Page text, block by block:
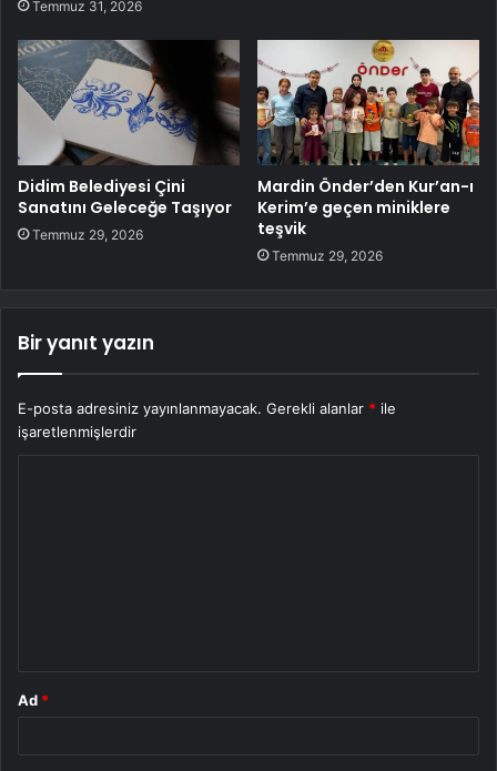
Temmuz 31, 2026
Didim Belediyesi Çini
Sanatını Geleceğe Taşıyor
Temmuz 29, 2026
Mardin Önder’den Kur’an-ı
Kerim’e geçen miniklere
teşvik
Temmuz 29, 2026
Bir yanıt yazın
E-posta adresiniz yayınlanmayacak. Gerekli alanlar * ile
işaretlenmişlerdir
Ad *